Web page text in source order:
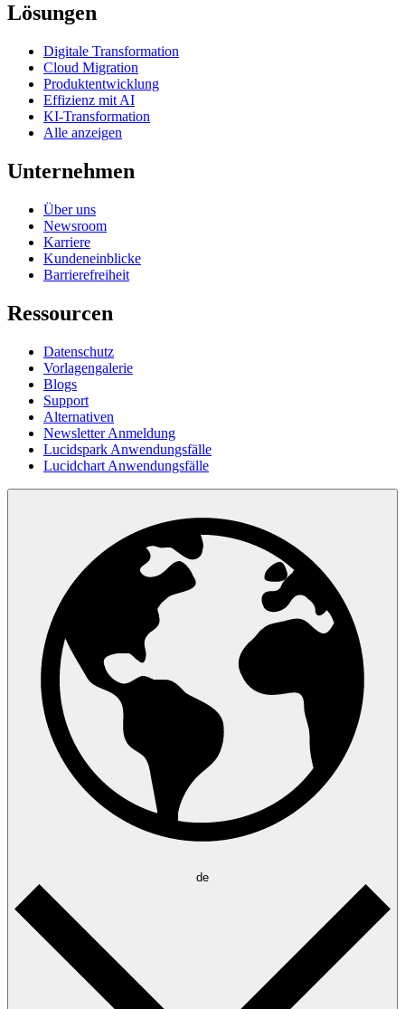
Lösungen
Digitale Transformation
Cloud Migration
Produktentwicklung
Effizienz mit AI
KI-Transformation
Alle anzeigen
Unternehmen
Über uns
Newsroom
Karriere
Kundeneinblicke
Barrierefreiheit
Ressourcen
Datenschutz
Vorlagengalerie
Blogs
Support
Alternativen
Newsletter Anmeldung
Lucidspark Anwendungsfälle
Lucidchart Anwendungsfälle
de